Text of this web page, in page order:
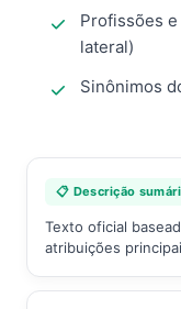
Profissões
lateral)
Sinônimos
📋 Descrição
Texto oficial
atribuições